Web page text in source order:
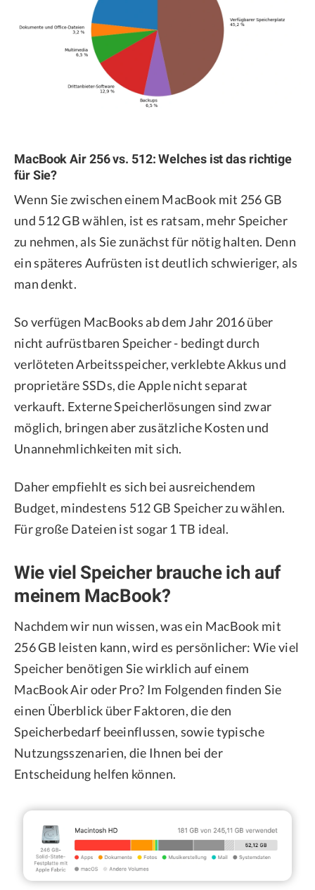
MacBook Air 256 vs. 512: Welches ist das richtige
für Sie?
Wenn Sie zwischen einem MacBook mit 256 GB
und 512 GB wählen, ist es ratsam, mehr Speicher
zu nehmen, als Sie zunächst für nötig halten. Denn
ein späteres Aufrüsten ist deutlich schwieriger, als
man denkt.
So verfügen MacBooks ab dem Jahr 2016 über
nicht aufrüstbaren Speicher - bedingt durch
verlöteten Arbeitsspeicher, verklebte Akkus und
proprietäre SSDs, die Apple nicht separat
verkauft. Externe Speicherlösungen sind zwar
möglich, bringen aber zusätzliche Kosten und
Unannehmlichkeiten mit sich.
Daher empfiehlt es sich bei ausreichendem
Budget, mindestens 512 GB Speicher zu wählen.
Für große Dateien ist sogar 1 TB ideal.
Wie viel Speicher brauche ich auf
meinem MacBook?
Nachdem wir nun wissen, was ein MacBook mit
256 GB leisten kann, wird es persönlicher: Wie viel
Speicher benötigen Sie wirklich auf einem
MacBook Air oder Pro? Im Folgenden finden Sie
einen Überblick über Faktoren, die den
Speicherbedarf beeinflussen, sowie typische
Nutzungsszenarien, die Ihnen bei der
Entscheidung helfen können.